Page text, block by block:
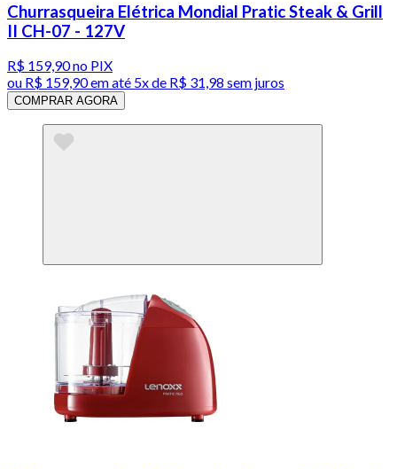
Churrasqueira Elétrica Mondial Pratic Steak & Grill
II CH-07 - 127V
R$ 159,90no PIX
ou R$ 159,90em até 5x de R$ 31,98 sem juros
COMPRAR AGORA